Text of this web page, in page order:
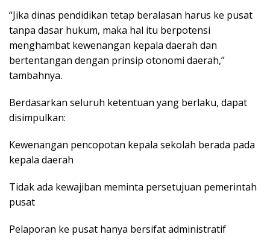
“Jika dinas pendidikan tetap beralasan harus ke pusat
tanpa dasar hukum, maka hal itu berpotensi
menghambat kewenangan kepala daerah dan
bertentangan dengan prinsip otonomi daerah,”
tambahnya.
Berdasarkan seluruh ketentuan yang berlaku, dapat
disimpulkan:
Kewenangan pencopotan kepala sekolah berada pada
kepala daerah
Tidak ada kewajiban meminta persetujuan pemerintah
pusat
Pelaporan ke pusat hanya bersifat administratif